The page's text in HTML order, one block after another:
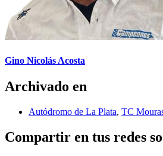
Gino Nicolás Acosta
Archivado en
Autódromo de La Plata, TC
Compartir en tus redes